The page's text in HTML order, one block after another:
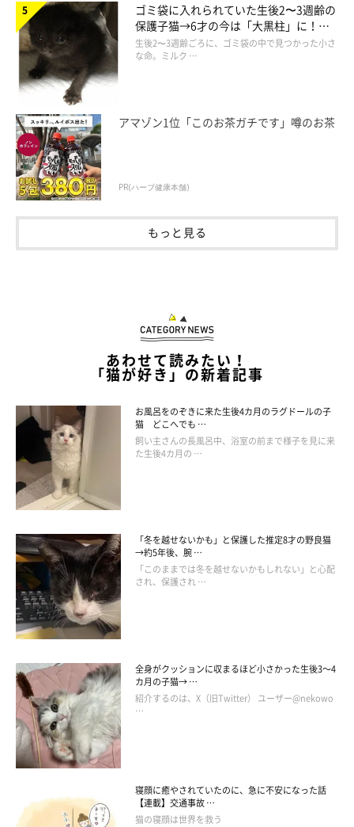
ゴミ袋に入れられていた生後2〜3週齢の
保護子猫→6才の今は「大黒柱」に！
美しい黒猫に成長した姿にグッとくる
生後2〜3週齢ごろに、ゴミ袋の中で見つかった小さ
な命。ミルク …
アマゾン1位「このお茶ガチです」噂のお茶
PR(ハーブ健康本舗)
もっと見る
あわせて読みたい！
「猫が好き」の新着記事
お風呂をのぞきに来た生後4カ月のラグドールの子
猫 どこへでも …
飼い主さんの長風呂中、浴室の前まで様子を見に来
た生後4カ月の …
「冬を越せないかも」と保護した推定8才の野良猫
→約5年後、腕 …
「このままでは冬を越せないかもしれない」と心配
され、保護され …
全身がクッションに収まるほど小さかった生後3～4
カ月の子猫→ …
紹介するのは、X（旧Twitter） ユーザー@nekowo
…
寝顔に癒やされていたのに、急に不安になった話
【連載】交通事故 …
猫の寝顔は世界を救う